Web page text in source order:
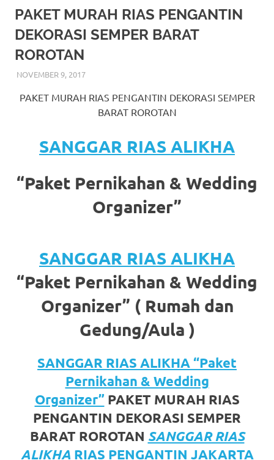
More
hints
rolex
replica.
my
https://www.watchesf.com.
To
about
https://www.watchesb.com.
guys
https://
comment
PAKET MURAH RIAS PENGANTIN
DEKORASI SEMPER BARAT
ROROTAN
NOVEMBER 9, 2017RIASALIKHA
BEKASI
RIAS PENGANTIN
PAKET MURAH RIAS PENGANTIN DEKORASI SEMPER
BARAT ROROTAN
SANGGAR RIAS ALIKHA
“Paket Pernikahan & Wedding
Organizer”
SANGGAR RIAS ALIKHA
“Paket Pernikahan & Wedding
Organizer” ( Rumah dan
Gedung/Aula )
SANGGAR RIAS ALIKHA “Paket
Pernikahan & Wedding
Organizer” PAKET MURAH RIAS
PENGANTIN DEKORASI SEMPER
BARAT ROROTAN SANGGAR RIAS
ALIKHA RIAS PENGANTIN JAKARTA